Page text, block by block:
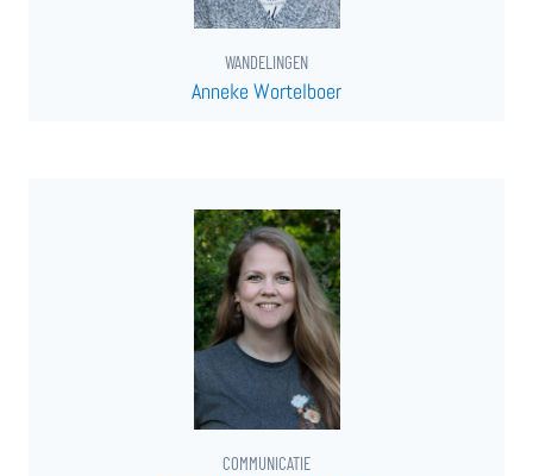
WANDELINGEN
Anneke Wortelboer
COMMUNICATIE